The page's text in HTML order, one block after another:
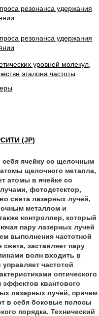
уровней молекул,
эталона частоты
(JP)
ячейку со щелочным
щелочного металла,
атомы в ячейке со
фотодетектор,
света лазерных лучей,
металлом и
контроллер, который
пару лазерных лучей
выполнения частотной
заставляет пару
волн входить в
частотой
оптического
квантового
лазерных лучей, причем
в себя боковые полосы
порядка. Технический